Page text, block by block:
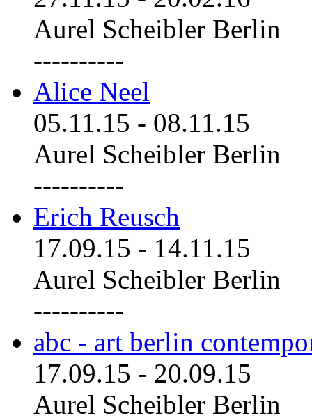
Aurel Scheibler Berlin
----------
Alice Neel
05.11.15 - 08.11.15
Aurel Scheibler Berlin
----------
Erich Reusch
17.09.15 - 14.11.15
Aurel Scheibler Berlin
----------
abc - art berlin
17.09.15 - 20.09.15
Aurel Scheibler Berlin